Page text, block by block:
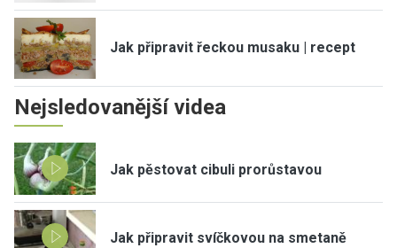
Jak připravit řeckou musaku | recept
Nejsledovanější videa
Jak pěstovat cibuli prorůstavou
Jak připravit svíčkovou na smetaně